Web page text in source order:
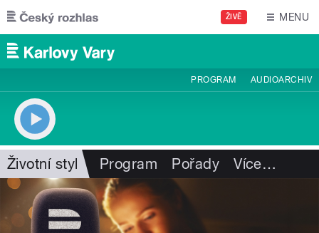
Přejít k hlavnímu obsahu
ŽIVĚ MENU
PROGRAM AUDIOARCHIV
Životní styl Program Pořady Více…